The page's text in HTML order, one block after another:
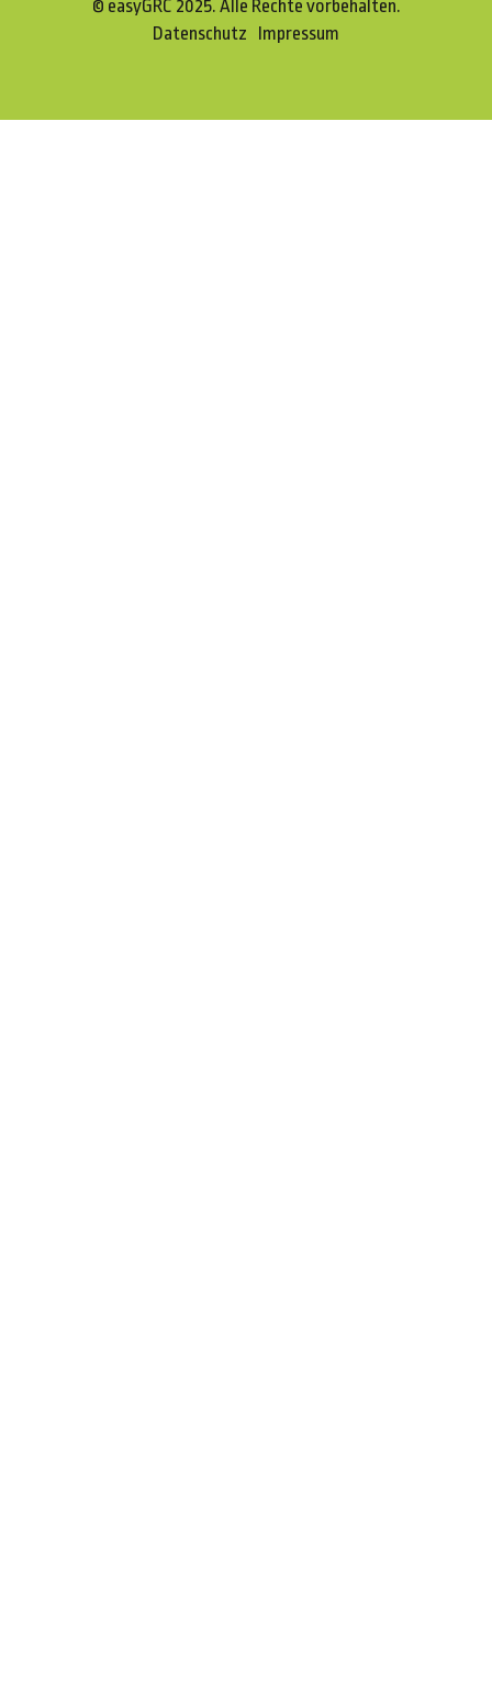
© easyGRC 2025. Alle Rechte vorbehalten.
Datenschutz
Impressum